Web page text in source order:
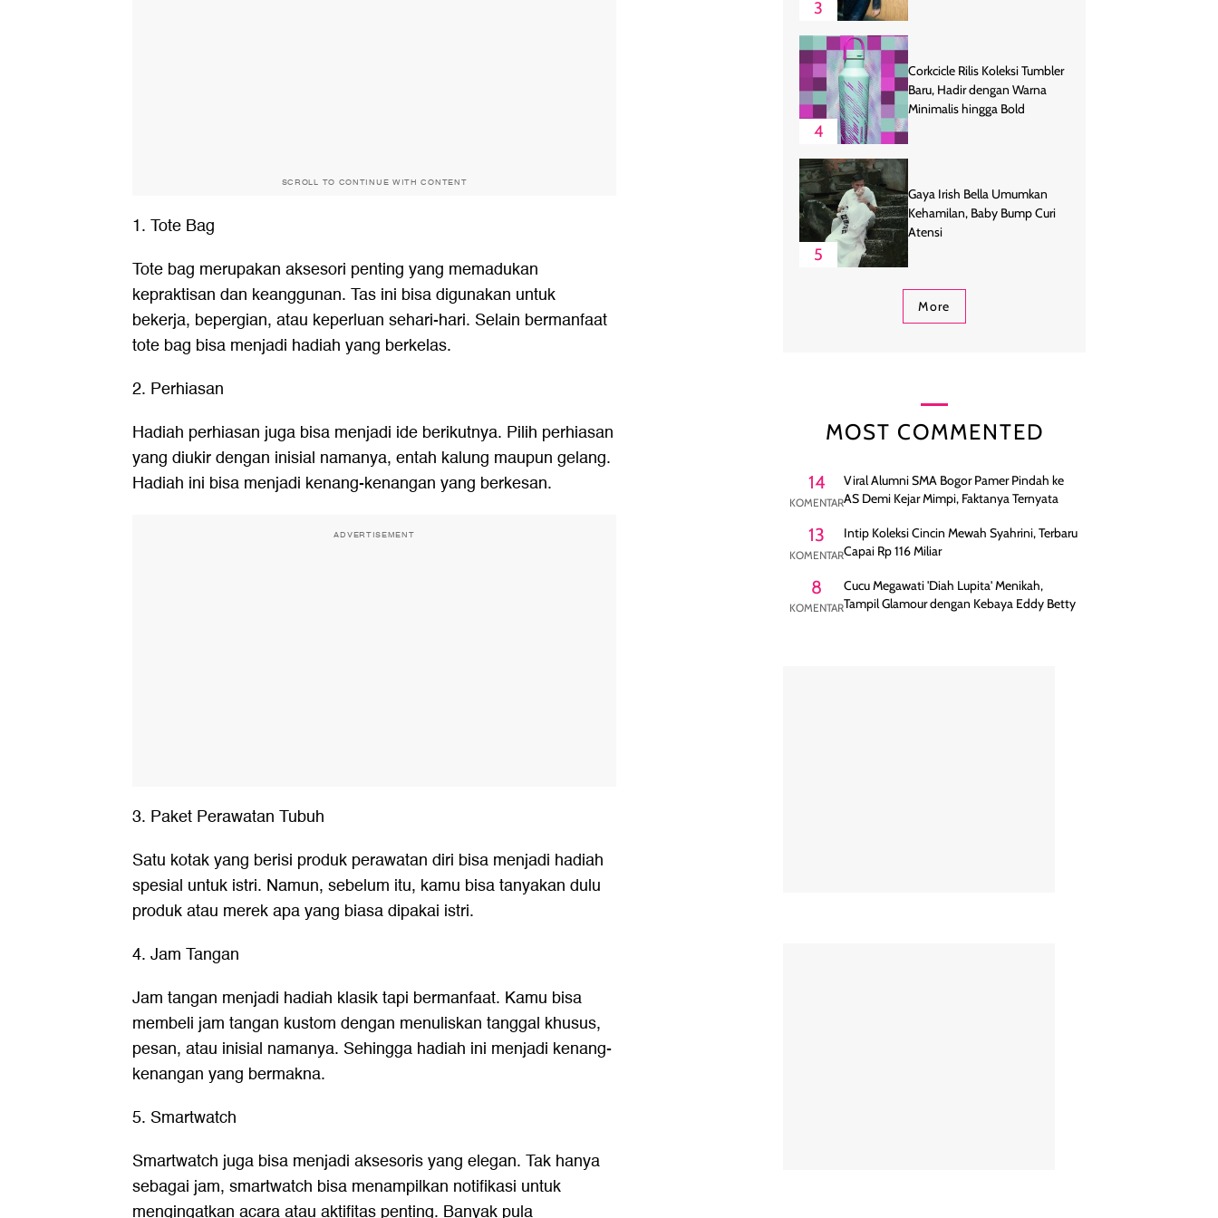
SCROLL TO CONTINUE WITH CONTENT
1. Tote Bag
Tote bag merupakan aksesori penting yang memadukan
kepraktisan dan keanggunan. Tas ini bisa digunakan untuk
bekerja, bepergian, atau keperluan sehari-hari. Selain bermanfaat
tote bag bisa menjadi hadiah yang berkelas.
2. Perhiasan
Hadiah perhiasan juga bisa menjadi ide berikutnya. Pilih perhiasan
yang diukir dengan inisial namanya, entah kalung maupun gelang.
Hadiah ini bisa menjadi kenang-kenangan yang berkesan.
ADVERTISEMENT
3. Paket Perawatan Tubuh
Satu kotak yang berisi produk perawatan diri bisa menjadi hadiah
spesial untuk istri. Namun, sebelum itu, kamu bisa tanyakan dulu
produk atau merek apa yang biasa dipakai istri.
4. Jam Tangan
Jam tangan menjadi hadiah klasik tapi bermanfaat. Kamu bisa
membeli jam tangan kustom dengan menuliskan tanggal khusus,
pesan, atau inisial namanya. Sehingga hadiah ini menjadi kenang-
kenangan yang bermakna.
5. Smartwatch
Smartwatch juga bisa menjadi aksesoris yang elegan. Tak hanya
sebagai jam, smartwatch bisa menampilkan notifikasi untuk
mengingatkan acara atau aktifitas penting. Banyak pula
3
4
Corkcicle Rilis Koleksi Tumbler
Baru, Hadir dengan Warna
Minimalis hingga Bold
5
Gaya Irish Bella Umumkan
Kehamilan, Baby Bump Curi
Atensi
More
MOST COMMENTED
14
KOMENTAR
Viral Alumni SMA Bogor Pamer Pindah ke
AS Demi Kejar Mimpi, Faktanya Ternyata
13
KOMENTAR
Intip Koleksi Cincin Mewah Syahrini, Terbaru
Capai Rp 116 Miliar
8
KOMENTAR
Cucu Megawati 'Diah Lupita' Menikah,
Tampil Glamour dengan Kebaya Eddy Betty